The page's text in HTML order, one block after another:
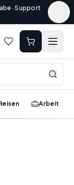
· Support
Arbeit